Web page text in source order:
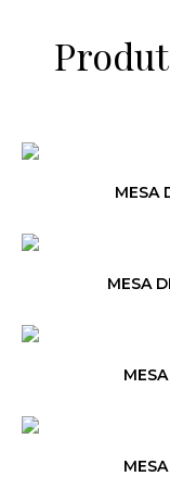
MESA
MESA